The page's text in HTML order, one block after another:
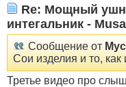
Re: Мощный
интегальник -
Сообщение от
Сои изделия и то,
Третье видео про